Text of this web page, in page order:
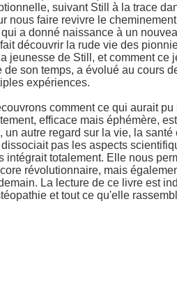
suivant Still à la trace
nous faire revivre le
a donné naissance à un
découvrir la rude vie des
jeunesse de Still, et comment ce
son temps, a évolué au cours
expériences.
comment ce qui aurait pu
efficace mais éphémère,
un autre regard sur la vie, la santé
pas les aspects
totalement. Elle nous
révolutionnaire, mais
La lecture de ce livre est
et tout ce qu'elle